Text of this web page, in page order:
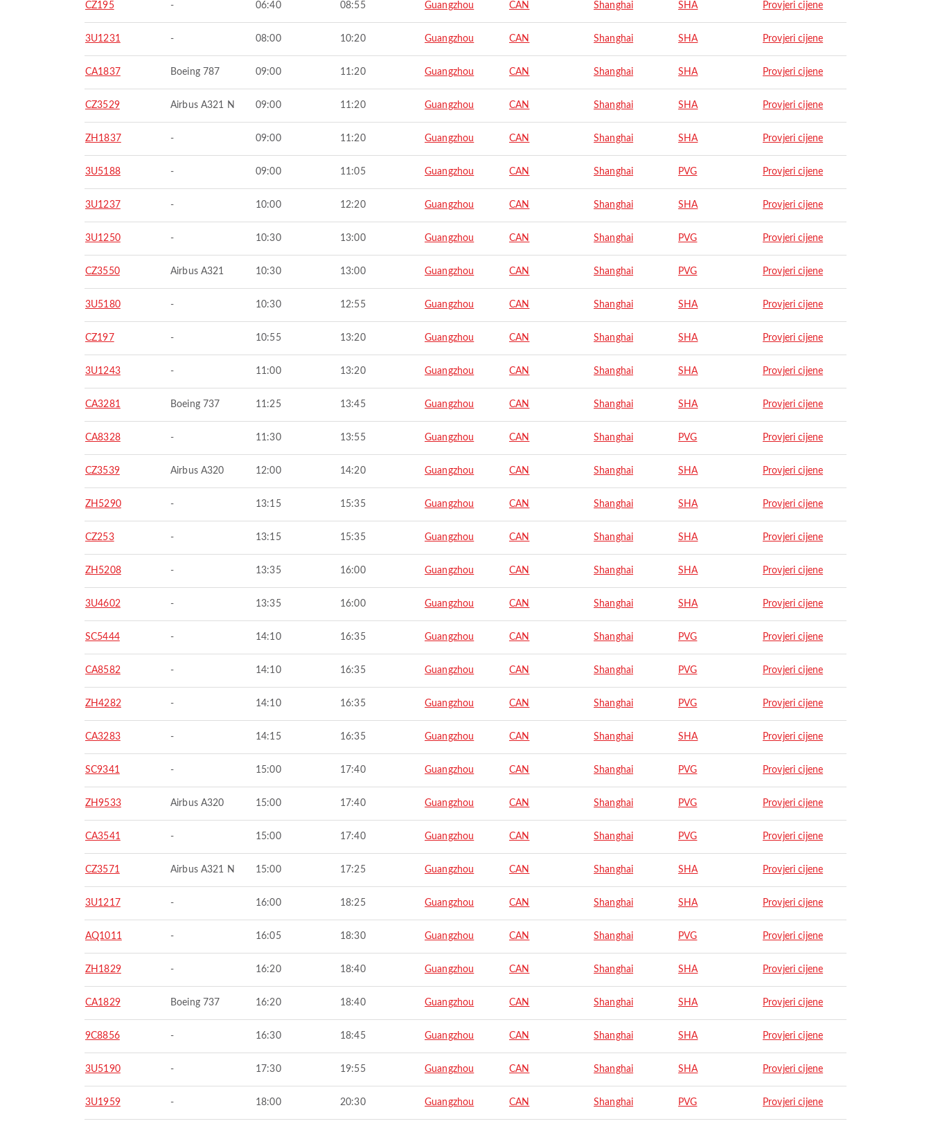
CZ195 - 06:40 08:55 Guangzhou CAN Shanghai SHA Provjeri cijene
3U1231 - 08:00 10:20 Guangzhou CAN Shanghai SHA Provjeri cijene
CA1837 Boeing 787 09:00 11:20 Guangzhou CAN Shanghai SHA Provjeri cijene
CZ3529 Airbus A321 N 09:00 11:20 Guangzhou CAN Shanghai SHA Provjeri cijene
ZH1837 - 09:00 11:20 Guangzhou CAN Shanghai SHA Provjeri cijene
3U5188 - 09:00 11:05 Guangzhou CAN Shanghai PVG Provjeri cijene
3U1237 - 10:00 12:20 Guangzhou CAN Shanghai SHA Provjeri cijene
3U1250 - 10:30 13:00 Guangzhou CAN Shanghai PVG Provjeri cijene
CZ3550 Airbus A321 10:30 13:00 Guangzhou CAN Shanghai PVG Provjeri cijene
3U5180 - 10:30 12:55 Guangzhou CAN Shanghai SHA Provjeri cijene
CZ197 - 10:55 13:20 Guangzhou CAN Shanghai SHA Provjeri cijene
3U1243 - 11:00 13:20 Guangzhou CAN Shanghai SHA Provjeri cijene
CA3281 Boeing 737 11:25 13:45 Guangzhou CAN Shanghai SHA Provjeri cijene
CA8328 - 11:30 13:55 Guangzhou CAN Shanghai PVG Provjeri cijene
CZ3539 Airbus A320 12:00 14:20 Guangzhou CAN Shanghai SHA Provjeri cijene
ZH5290 - 13:15 15:35 Guangzhou CAN Shanghai SHA Provjeri cijene
CZ253 - 13:15 15:35 Guangzhou CAN Shanghai SHA Provjeri cijene
ZH5208 - 13:35 16:00 Guangzhou CAN Shanghai SHA Provjeri cijene
3U4602 - 13:35 16:00 Guangzhou CAN Shanghai SHA Provjeri cijene
SC5444 - 14:10 16:35 Guangzhou CAN Shanghai PVG Provjeri cijene
CA8582 - 14:10 16:35 Guangzhou CAN Shanghai PVG Provjeri cijene
ZH4282 - 14:10 16:35 Guangzhou CAN Shanghai PVG Provjeri cijene
CA3283 - 14:15 16:35 Guangzhou CAN Shanghai SHA Provjeri cijene
SC9341 - 15:00 17:40 Guangzhou CAN Shanghai PVG Provjeri cijene
ZH9533 Airbus A320 15:00 17:40 Guangzhou CAN Shanghai PVG Provjeri cijene
CA3541 - 15:00 17:40 Guangzhou CAN Shanghai PVG Provjeri cijene
CZ3571 Airbus A321 N 15:00 17:25 Guangzhou CAN Shanghai SHA Provjeri cijene
3U1217 - 16:00 18:25 Guangzhou CAN Shanghai SHA Provjeri cijene
AQ1011 - 16:05 18:30 Guangzhou CAN Shanghai PVG Provjeri cijene
ZH1829 - 16:20 18:40 Guangzhou CAN Shanghai SHA Provjeri cijene
CA1829 Boeing 737 16:20 18:40 Guangzhou CAN Shanghai SHA Provjeri cijene
9C8856 - 16:30 18:45 Guangzhou CAN Shanghai SHA Provjeri cijene
3U5190 - 17:30 19:55 Guangzhou CAN Shanghai SHA Provjeri cijene
3U1959 - 18:00 20:30 Guangzhou CAN Shanghai PVG Provjeri cijene